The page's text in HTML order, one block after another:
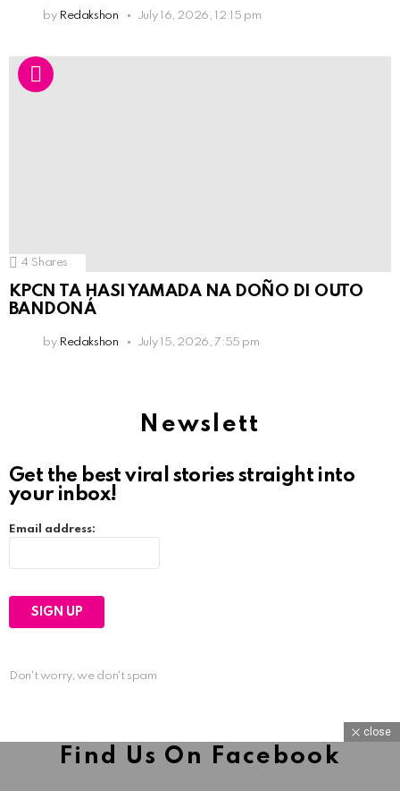
by Redakshon July 16, 2026, 12:15 pm
4 Shares
KPCN TA HASI YAMADA NA DOÑO DI OUTO
BANDONÁ
by Redakshon July 15, 2026, 7:55 pm
Newslett
Get the best viral stories straight into
your inbox!
Email address:
Don't worry, we don't spam
Find Us On Facebook
close